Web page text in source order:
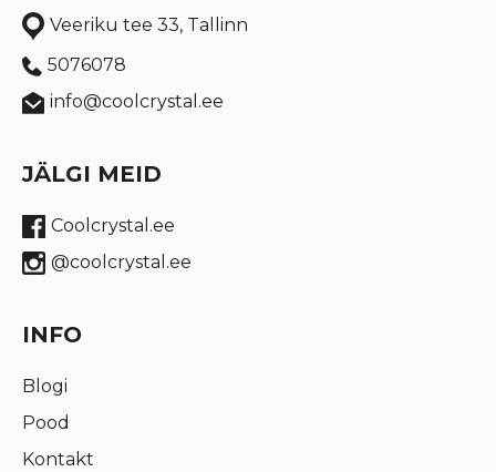
Veeriku tee 33, Tallinn
5076078
info@coolcrystal.ee
JÄLGI MEID
Coolcrystal.ee
@coolcrystal.ee
INFO
Blogi
Pood
Kontakt